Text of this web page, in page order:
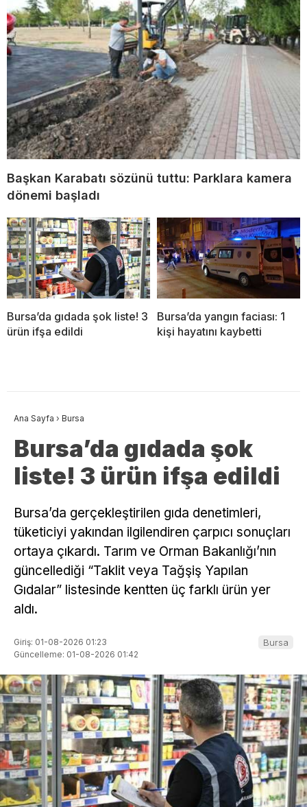
Başkan Karabatı sözünü tuttu: Parklara kamera
dönemi başladı
Bursa’da gıdada şok liste! 3
ürün ifşa edildi
Bursa’da yangın faciası: 1
kişi hayatını kaybetti
Ana Sayfa › Bursa
Bursa’da gıdada şok
liste! 3 ürün ifşa edildi
Bursa’da gerçekleştirilen gıda denetimleri,
tüketiciyi yakından ilgilendiren çarpıcı sonuçları
ortaya çıkardı. Tarım ve Orman Bakanlığı’nın
güncellediği “Taklit veya Tağşiş Yapılan
Gıdalar” listesinde kentten üç farklı ürün yer
aldı.
Giriş: 01-08-2026 01:23
Güncelleme: 01-08-2026 01:42
Bursa